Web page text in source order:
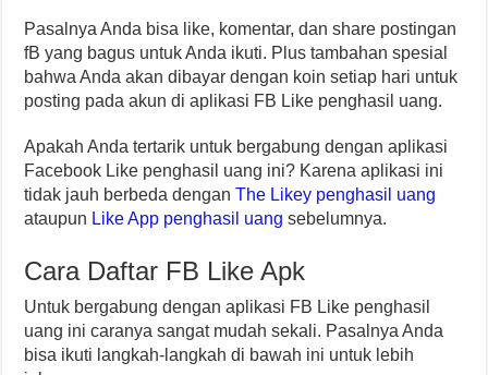
Pasalnya Anda bisa like, komentar, dan share postingan
fB yang bagus untuk Anda ikuti. Plus tambahan spesial
bahwa Anda akan dibayar dengan koin setiap hari untuk
posting pada akun di aplikasi FB Like penghasil uang.
Apakah Anda tertarik untuk bergabung dengan aplikasi
Facebook Like penghasil uang ini? Karena aplikasi ini
tidak jauh berbeda denganThe Likey penghasil uang
ataupun Like App penghasil uang sebelumnya.
Cara Daftar FB Like Apk
Untuk bergabung dengan aplikasi FB Like penghasil
uang ini caranya sangat mudah sekali. Pasalnya Anda
bisa ikuti langkah-langkah di bawah ini untuk lebih